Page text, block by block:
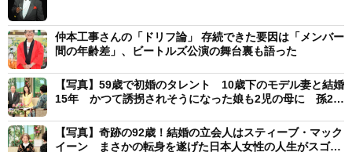
仲本工事さんの「ドリフ論」 存続できた要因は「メンバー
間の年齢差」、ビートルズ公演の舞台裏も語った
【写真】59歳で初婚のタレント 10歳下のモデル妻と結婚
15年 かつて誘拐されそうになった娘も2児の母に 孫2人
【写真】奇跡の92歳！結婚の立会人はスティーブ・マック
イーン まさかの転身を遂げた日本人女性の人生がスゴす